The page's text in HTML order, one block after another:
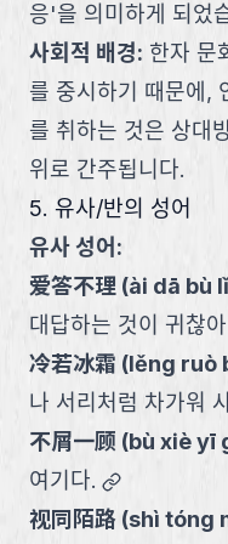
응'을 의미하게 되었
사회적 배경: 한자 문
를 중시하기 때문에,
를 취하는 것은 상대
위로 간주됩니다.
5. 유사/반의 성어
유사 성어:
爱答不理 (ài dā bù lǐ
대답하는 것이 귀찮
冷若冰霜 (lěng ruò
나 서리처럼 차가워
不屑一顾 (bù xiè yī
여기다.
link
视同陌路 (shì tóng